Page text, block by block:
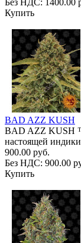
Купить
BAD AZZ KUSH
BAD AZZ KUSH ™
настоящей
900.00 руб.
Без НДС: 900.00
Купить